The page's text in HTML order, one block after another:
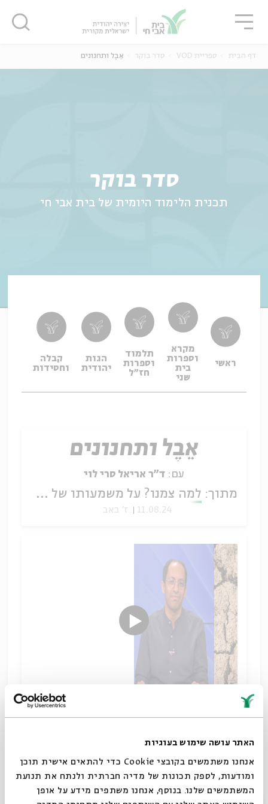
האתר עושה שימוש בעוגיות
אנחנו משתמשים בקובצי Cookie כדי להתאים אישית תוכן
ומודעות, לספק תכונות של מדיה חברתית ולנתח את תנועת
המשתמשים שלנו. בנוסף, אנחנו משתפים מידע על אופן
סדר בוקר
תכנית הלימוד היומית של בית אבי חי
דף הבית ספריית VOD סדר בוקר אֵבֶל ותחנונים
ראשי
מקרא
וספרות
בית
שני
תלמוד
וספרות
חז"ל
הגות
יהודית
קבלה
וחסידות
אֵבֶל ותחנונים
עם: ד"ר אריאל סרי לוי
מתוך: למה צמנו? על משמעותו של הצום במקרא
11.08.24 ז' באב
למה צמנו?
תגיות: מקרא וספרות בית שני מקרא
אריאל סרי-לוי
סגור
סגור